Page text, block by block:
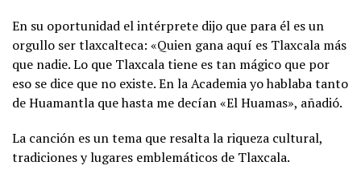
En su oportunidad el intérprete dijo que para él es un
orgullo ser tlaxcalteca: «Quien gana aquí es Tlaxcala más
que nadie. Lo que Tlaxcala tiene es tan mágico que por
eso se dice que no existe. En la Academia yo hablaba tanto
de Huamantla que hasta me decían «El Huamas», añadió.
La canción es un tema que resalta la riqueza cultural,
tradiciones y lugares emblemáticos de Tlaxcala.